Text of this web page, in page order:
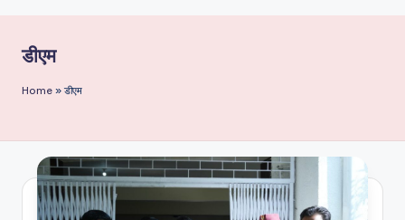
डीएम
Home » डीएम